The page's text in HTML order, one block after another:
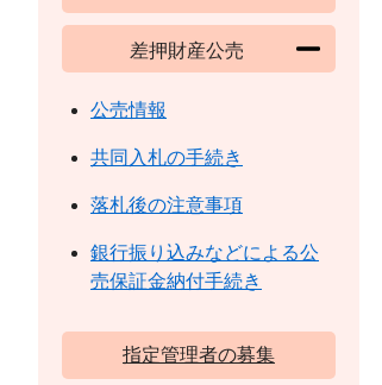
差押財産公売
公売情報
共同入札の手続き
落札後の注意事項
銀行振り込みなどによる公
売保証金納付手続き
指定管理者の募集